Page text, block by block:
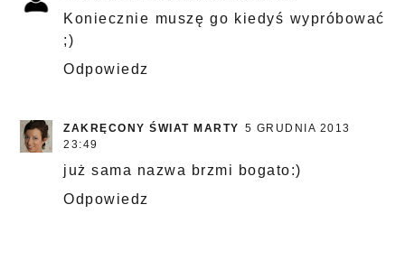
Koniecznie muszę go kiedyś wypróbować
;)
Odpowiedz
ZAKRĘCONY ŚWIAT MARTY 5 GRUDNIA 2013
23:49
już sama nazwa brzmi bogato:)
Odpowiedz